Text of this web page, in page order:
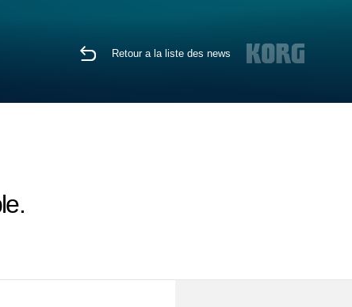
Retour a la liste des news